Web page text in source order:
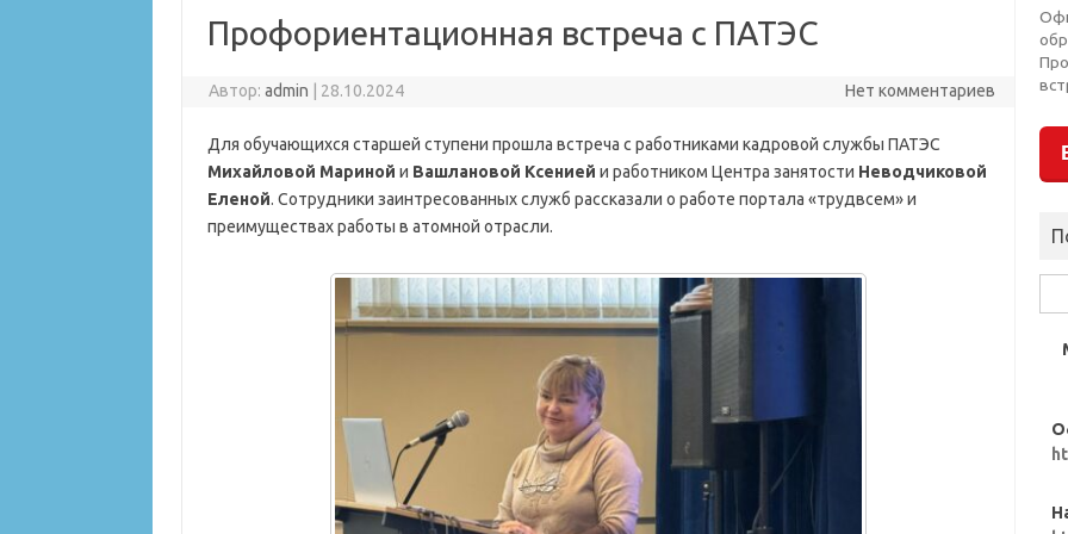
Профориентационная встреча с ПАТЭС
Автор:admin 28.10.2024 Нет комментариев
Для обучающихся старшей ступени прошла встреча с работниками кадровой службы ПАТЭС
Михайловой Мариной и Вашлановой Ксенией и работником Центра занятости Неводчиковой
Еленой. Сотрудники заинтресованных служб рассказали о работе портала «трудвсем» и
преимуществах работы в атомной отрасли.